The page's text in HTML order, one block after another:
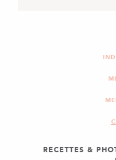
RECETTES &